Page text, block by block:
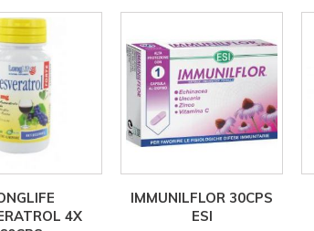
4X
IMMUNILFLOR 30CPS
ESI